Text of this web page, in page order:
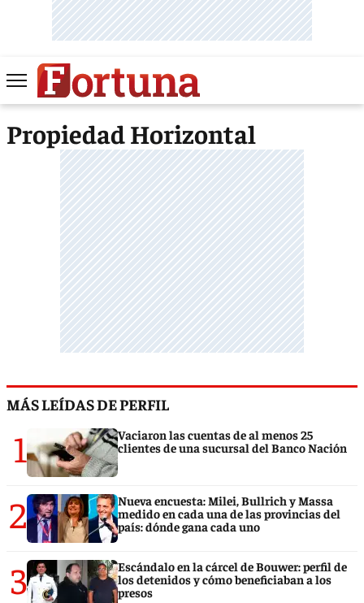
Propiedad Horizontal
MÁS LEÍDAS DE PERFIL
1
Vaciaron las cuentas de al menos 25
clientes de una sucursal del Banco Nación
2
Nueva encuesta: Milei, Bullrich y Massa
medido en cada una de las provincias del
país: dónde gana cada uno
3
Escándalo en la cárcel de Bouwer: perfil de
los detenidos y cómo beneficiaban a los
presos